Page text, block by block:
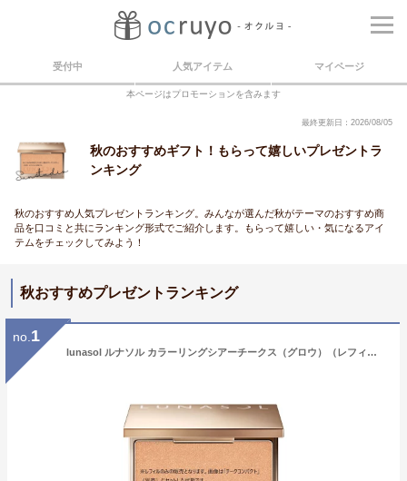
受付中 人気アイテム マイページ
本ページはプロモーションを含みます
最終更新日：2026/08/05
秋のおすすめギフト！もらって嬉しいプレゼントラ
ンキング
秋のおすすめ人気プレゼントランキング。みんなが選んだ秋がテーマのおすすめ商
品を口コミと共にランキング形式でご紹介します。もらって嬉しい・気になるアイ
テムをチェックしてみよう！
秋おすすめプレゼントランキング
no. 1
lunasol ルナソル カラーリングシアーチークス（グロウ）（レフィル）正規品 2024年2月9日 発売